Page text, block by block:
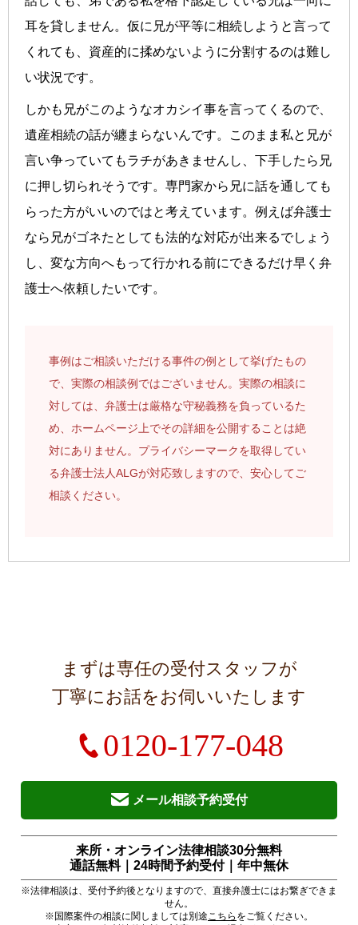
耳を貸しません。仮に兄が平等に相続しようと言って
くれても、資産的に揉めないように分割するのは難し
い状況です。
しかも兄がこのようなオカシイ事を言ってくるので、
遺産相続の話が纏まらないんです。このまま私と兄が
言い争っていてもラチがあきませんし、下手したら兄
に押し切られそうです。専門家から兄に話を通しても
らった方がいいのではと考えています。例えば弁護士
なら兄がゴネたとしても法的な対応が出来るでしょう
し、変な方向へもって行かれる前にできるだけ早く弁
護士へ依頼したいです。
事例はご相談いただける事件の例として挙げたもの
で、実際の相談例ではございません。実際の相談に
対しては、弁護士は厳格な守秘義務を負っているた
め、ホームページ上でその詳細を公開することは絶
対にありません。プライバシーマークを取得してい
る弁護士法人ALGが対応致しますので、安心してご
相談ください。
まずは専任の受付スタッフが
丁寧にお話をお伺いいたします
0120-177-048
メール相談予約受付
来所・オンライン法律相談30分無料
通話無料｜24時間予約受付｜ 年中無休
※法律相談は、受付予約後となりますので、直接弁護士にはお繋ぎできま
せん。
※国際案件の相談に関しましては別途こちら をご覧ください。